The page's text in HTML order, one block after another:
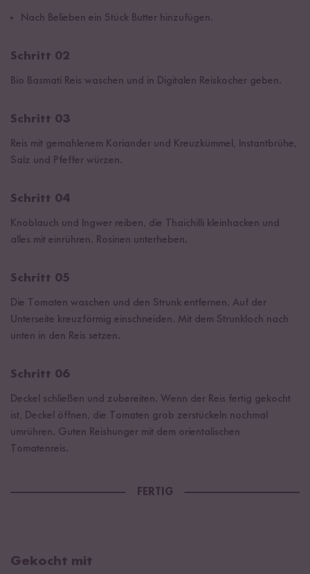
Nach Belieben ein Stück Butter hinzufügen.
Schritt 02
Bio Basmati Reis waschen und in Digitalen Reiskocher geben.
Schritt 03
Reis mit gemahlenem Koriander und Kreuzkümmel, Instantbrühe,
Salz und Pfeffer würzen.
Schritt 04
Knoblauch und Ingwer reiben, die Thaichilli kleinhacken und
alles mit einrühren. Rosinen unterheben.
Schritt 05
Die Tomaten waschen und den Strunk entfernen. Auf der
Unterseite kreuzförmig einschneiden. Mit dem Strunkloch nach
unten in den Reis setzen.
Schritt 06
Deckel schließen und zubereiten. Wenn der Reis fertig gekocht
ist, Deckel öffnen, die Tomaten grob zerstückeln nochmal
umrühren. Guten Reishunger mit dem orientalischen
Tomatenreis.
FERTIG
Gekocht mit